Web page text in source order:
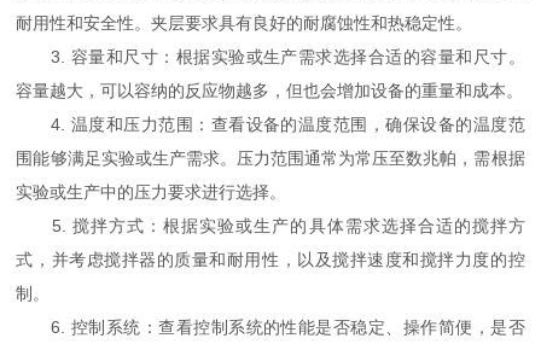
耐用性和安全性。夹层要求具有良好的耐腐蚀性和热稳定性。
3. 容量和尺寸：根据实验或生产需求选择合适的容量和尺寸。
容量越大，可以容纳的反应物越多，但也会增加设备的重量和成本。
4. 温度和压力范围：查看设备的温度范围，确保设备的温度范
围能够满足实验或生产需求。压力范围通常为常压至数兆帕，需根据
实验或生产中的压力要求进行选择。
5. 搅拌方式：根据实验或生产的具体需求选择合适的搅拌方
式，并考虑搅拌器的质量和耐用性，以及搅拌速度和搅拌力度的控
制。
6. 控制系统：查看控制系统的性能是否稳定、操作简便，是否